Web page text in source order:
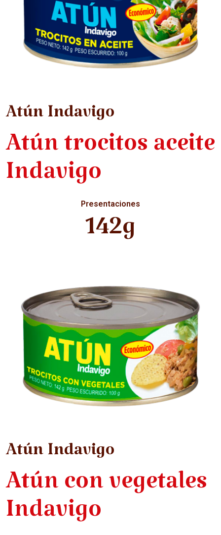
Atún Indavigo
Atún trocitos aceite
Indavigo
Presentaciones
142g
Atún Indavigo
Atún con vegetales
Indavigo